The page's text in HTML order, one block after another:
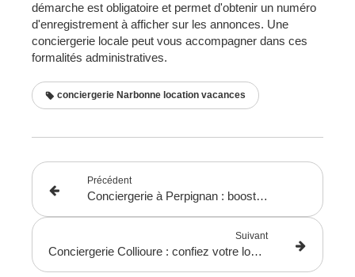
démarche est obligatoire et permet d'obtenir un numéro
d'enregistrement à afficher sur les annonces. Une
conciergerie locale peut vous accompagner dans ces
formalités administratives.
conciergerie Narbonne location vacances
Précédent
Conciergerie à Perpignan : boostez vos revenus locatifs en toute sérénité
Suivant
Conciergerie Collioure : confiez votre location saisonnière sur la Côte Vermeille